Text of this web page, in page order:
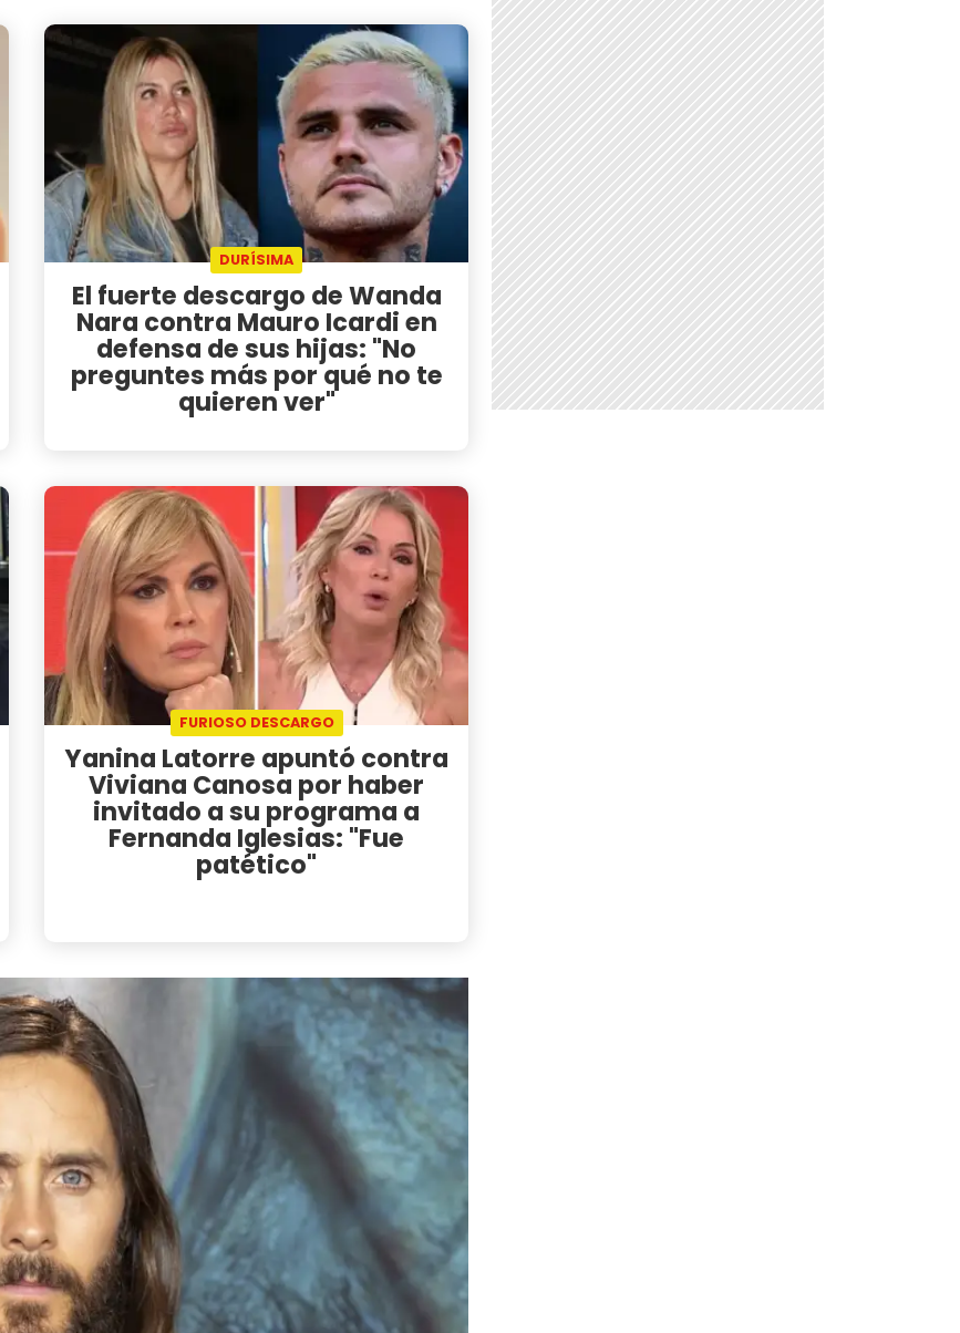
DURÍSIMA
El fuerte descargo de Wanda
Nara contra Mauro Icardi en
defensa de sus hijas: "No
preguntes más por qué no te
quieren ver"
FURIOSO DESCARGO
Yanina Latorre apuntó contra
Viviana Canosa por haber
invitado a su programa a
Fernanda Iglesias: "Fue
patético"